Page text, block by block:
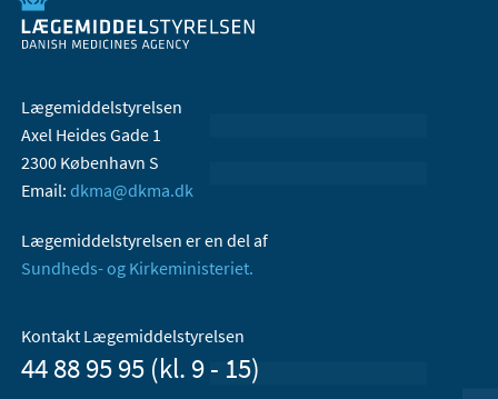
Lægemiddelstyrelsen
Axel Heides Gade 1
2300 København S
Email: dkma@dkma.dk
Lægemiddelstyrelsen er en del af
Sundheds- og Kirkeministeriet.
Kontakt Lægemiddelstyrelsen
44 88 95 95 (kl. 9 - 15)